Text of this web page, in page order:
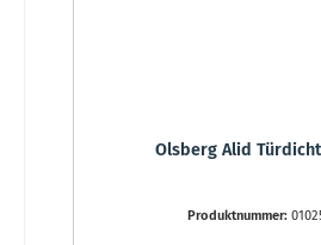
Olsberg Alid
Produktnummer: